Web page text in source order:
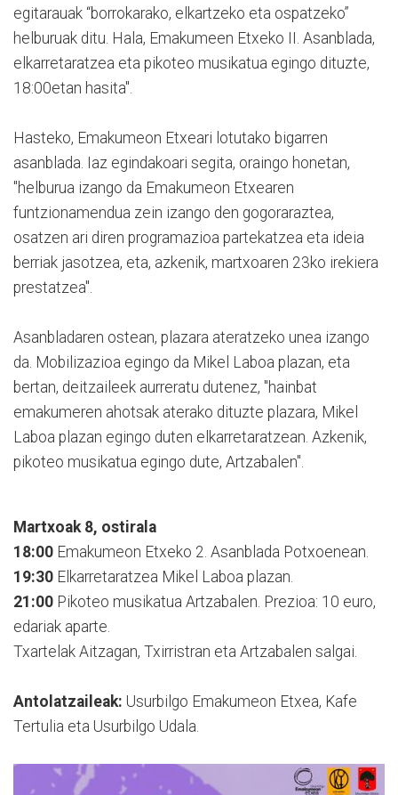
egitarauak “borrokarako, elkartzeko eta ospatzeko”
helburuak ditu. Hala, Emakumeen Etxeko II. Asanblada,
elkarretaratzea eta pikoteo musikatua egingo dituzte,
18:00etan hasita".
Hasteko, Emakumeon Etxeari lotutako bigarren
asanblada. Iaz egindakoari segita, oraingo honetan,
"helburua izango da Emakumeon Etxearen
funtzionamendua zein izango den gogoraraztea,
osatzen ari diren programazioa partekatzea eta ideia
berriak jasotzea, eta, azkenik, martxoaren 23ko irekiera
prestatzea".
Asanbladaren ostean, plazara ateratzeko unea izango
da. Mobilizazioa egingo da Mikel Laboa plazan, eta
bertan, deitzaileek aurreratu dutenez, "hainbat
emakumeren ahotsak aterako dituzte plazara, Mikel
Laboa plazan egingo duten elkarretaratzean. Azkenik,
pikoteo musikatua egingo dute, Artzabalen".
Martxoak 8, ostirala
18:00 Emakumeon Etxeko 2. Asanblada Potxoenean.
19:30 Elkarretaratzea Mikel Laboa plazan.
21:00 Pikoteo musikatua Artzabalen. Prezioa: 10 euro,
edariak aparte.
Txartelak Aitzagan, Txirristran eta Artzabalen salgai.
Antolatzaileak: Usurbilgo Emakumeon Etxea, Kafe
Tertulia eta Usurbilgo Udala.